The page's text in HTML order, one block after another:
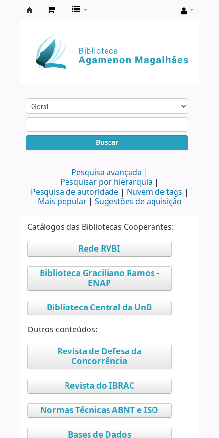
Agamenon
Magalhães
Buscar
Pesquisa avançada
Pesquisar por hierarquia
Pesquisa de autoridade
Nuvem de tags
Mais popular
Sugestões de aquisição
Catálogos das Bibliotecas Cooperantes:
Rede RVBI
Biblioteca Graciliano Ramos -
ENAP
Biblioteca Central da UnB
Outros conteúdos:
Revista de Defesa da
Concorrência
Revista do IBRAC
Normas Técnicas ABNT e ISO
Bases de Dados